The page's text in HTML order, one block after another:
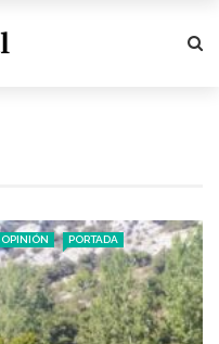
OPINIÓN PORTADA